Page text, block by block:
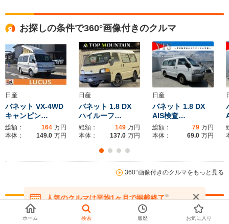
排気量
駆動方式
1596～1973cc
FR
1998cc
FR、4WD
1494～
お探しの条件で360°画像付きのクルマ
日産
バネット VX-4WD
キャンピン…
総額： 164 万円
本体：
149.0 万円
日産
バネット 1.8 DX
ハイルーフ…
総額： 149 万円
本体：
137.0 万円
日産
バネット 1.8 DX
AIS検査…
総額： 79 万円
本体：
69.0 万円
360°画像付きのクルマをもっと見る
バネットの基本情報
人気のクルマは平均1ヶ月で掲載終了※
在庫が無くなる前にお問い合わせください
ホーム 検索 履歴 お気に入り